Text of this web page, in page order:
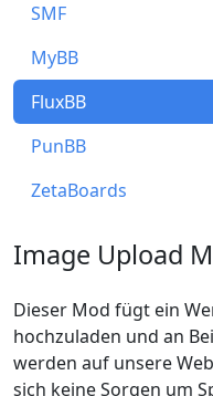
SMF
MyBB
FluxBB
PunBB
ZetaBoards
Image Upload
Dieser Mod fügt ein
hochzuladen und an
werden auf unsere
sich keine Sorgen um